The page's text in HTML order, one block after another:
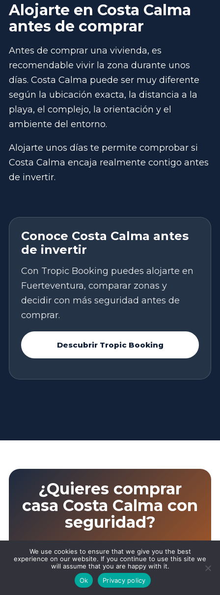
Alojarte en Costa Calma
antes de comprar
Antes de comprar una vivienda, es
recomendable vivir la zona durante unos
días. Costa Calma puede ser muy diferente
según la ubicación exacta, la distancia a la
playa, el complejo, la orientación y el
ambiente del entorno.
Alojarte unos días te permite comprobar si
Costa Calma encaja realmente contigo antes
de invertir.
Conoce Costa Calma antes
de invertir
Con Tropic Booking puedes alojarte en
Fuerteventura, comparar zonas y
decidir con más seguridad antes de
comprar.
Descubrir Tropic Booking
¿Quieres comprar
casa Costa Calma con
seguridad?
Canary Inmobiliaria te ayuda a
comparar propiedades, analizar zonas,
revisar documentación, calcular gastos,
valorar reformas y decidir si una
We use cookies to ensure that we give you the best
experience on our website. If you continue to use this site we
will assume that you are happy with it.
Ok
Privacy policy